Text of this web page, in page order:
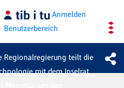
Anmelden
Benutzerbereich
Regionalregierung teilt die
mit dem Inselrat